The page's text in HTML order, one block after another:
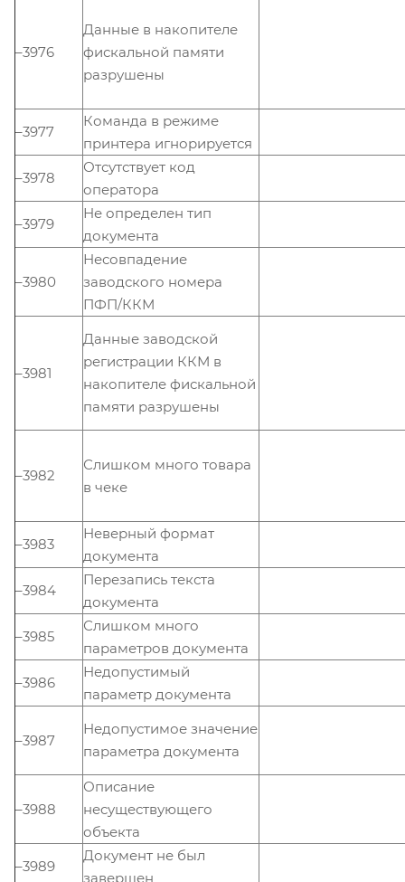
–3976
Данные в накопителе
фискальной памяти
разрушены
–3977
Команда в режиме
принтера игнорируется
–3978
Отсутствует код
оператора
–3979
Не определен тип
документа
–3980
Несовпадение
заводского номера
ПФП/ККМ
–3981
Данные заводской
регистрации ККМ в
накопителе фискальной
памяти разрушены
–3982
Слишком много товара
в чеке
–3983
Неверный формат
документа
–3984
Перезапись текста
документа
–3985
Слишком много
параметров документа
–3986
Недопустимый
параметр документа
–3987
Недопустимое значение
параметра документа
–3988
Описание
несуществующего
объекта
–3989
Документ не был
завершен